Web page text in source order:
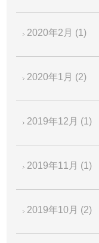
2020年2月 (1)
2020年1月 (2)
2019年12月 (1)
2019年11月 (1)
2019年10月 (2)